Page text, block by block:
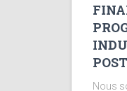
Nous